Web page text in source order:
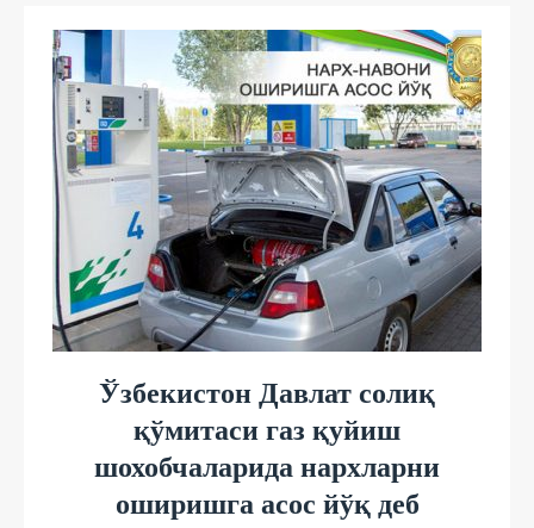
Ўзбекистон Давлат солиқ
қўмитаси газ қуйиш
шохобчаларида нархларни
оширишга асос йўқ деб